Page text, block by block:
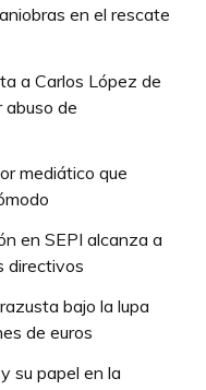
en el rescate
a Carlos López de
abuso de
mediático que
en SEPI alcanza a
directivos
bajo la lupa
de euros
su papel en la